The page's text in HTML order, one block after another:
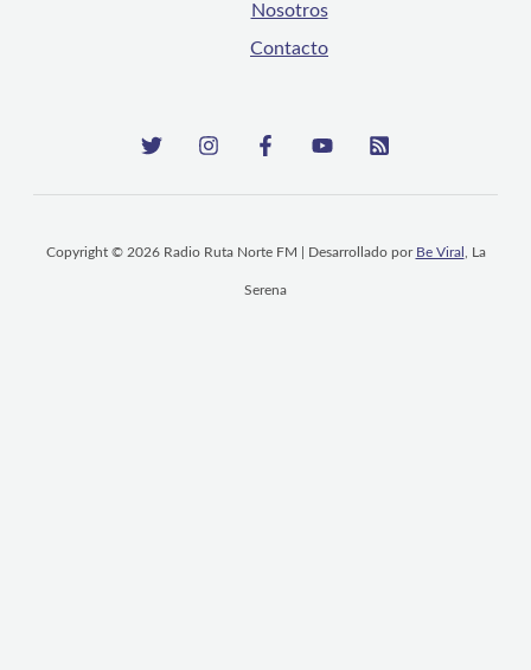
Nosotros
Contacto
Copyright © 2026 Radio Ruta Norte FM | Desarrollado por Be Viral , La
Serena